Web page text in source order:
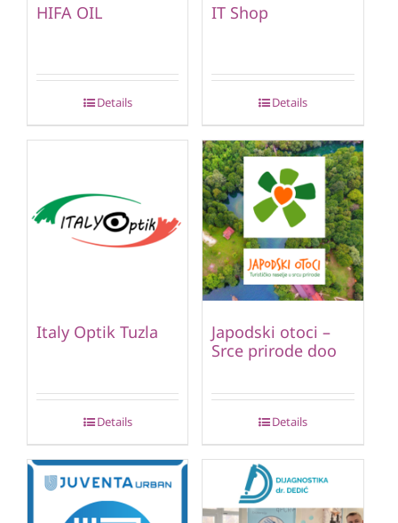
HIFA OIL
Details
IT Shop
Details
Italy Optik Tuzla
Details
Japodski otoci –
Srce prirode doo
Details